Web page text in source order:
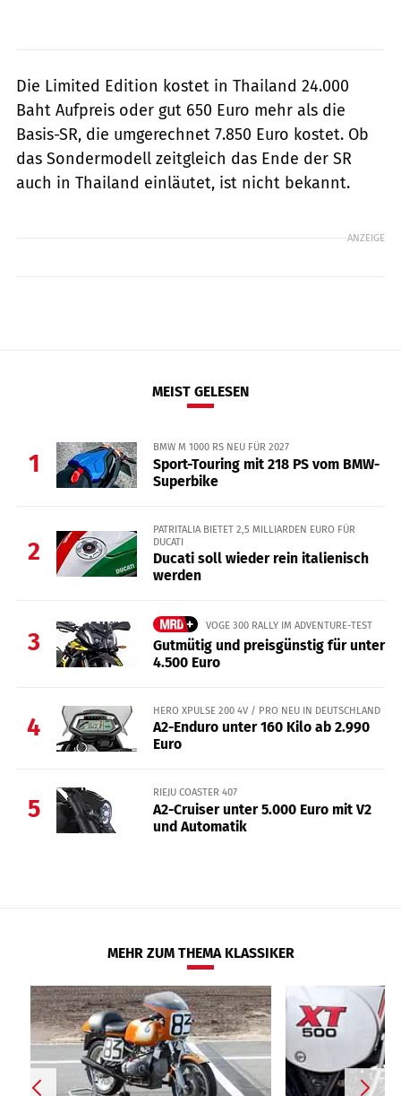
Die Limited Edition kostet in Thailand 24.000
Baht Aufpreis oder gut 650 Euro mehr als die
Basis-SR, die umgerechnet 7.850 Euro kostet. Ob
das Sondermodell zeitgleich das Ende der SR
auch in Thailand einläutet, ist nicht bekannt.
ANZEIGE
MEIST GELESEN
1
BMW M 1000 RS NEU FÜR 2027
Sport-Touring mit 218 PS vom BMW-
Superbike
2
PATRITALIA BIETET 2,5 MILLIARDEN EURO FÜR
DUCATI
Ducati soll wieder rein italienisch
werden
3
VOGE 300 RALLY IM ADVENTURE-TEST
Gutmütig und preisgünstig für unter
4.500 Euro
4
HERO XPULSE 200 4V / PRO NEU IN DEUTSCHLAND
A2-Enduro unter 160 Kilo ab 2.990
Euro
5
RIEJU COASTER 407
A2-Cruiser unter 5.000 Euro mit V2
und Automatik
MEHR ZUM THEMA KLASSIKER